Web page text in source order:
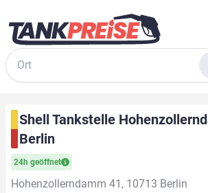
Suche
Shell Tankstelle
Berlin
24h geöffnet
Hohenzollerndamm 41, 10713 Berlin